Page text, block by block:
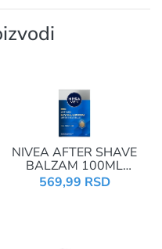
NIVEA AFTER SHAVE
BALZAM 100ML
HYALURON 83999
569,99 RSD